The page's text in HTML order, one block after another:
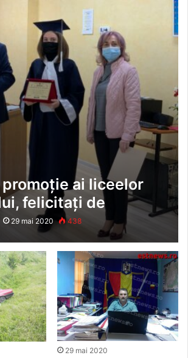
ai liceelor
felicitați de
Pavăl
29 mai 2020 438
29 mai 2020